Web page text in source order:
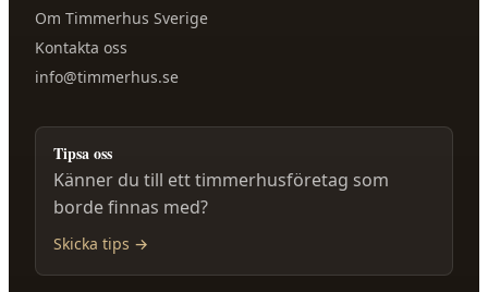
Om Timmerhus Sverige
Kontakta oss
info@timmerhus.se
Tipsa oss
Känner du till ett timmerhusföretag som
borde finnas med?
Skicka tips →